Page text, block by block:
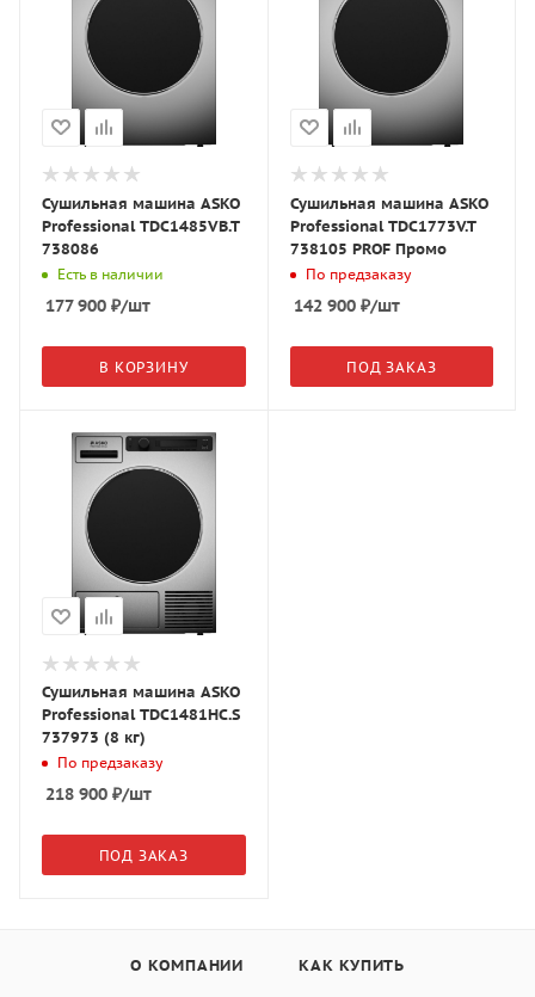
Сушильная машина ASKO
Professional TDC1485VB.T
738086
Есть в наличии
177 900 ₽/шт
В КОРЗИНУ
Сушильная машина ASKO
Professional TDC1773V.T
738105 PROF Промо
По предзаказу
142 900₽/шт
ПОД ЗАКАЗ
Сушильная машина ASKO
Professional TDC1481HC.S
737973 (8 кг)
По предзаказу
218 900 ₽/шт
ПОД ЗАКАЗ
О КОМПАНИИ КАК КУПИТЬ